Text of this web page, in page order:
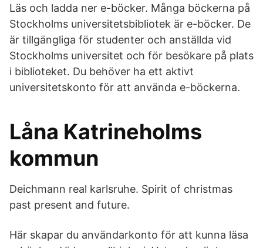
Läs och ladda ner e-böcker. Många böckerna på
Stockholms universitetsbibliotek är e-böcker. De
är tillgängliga för studenter och anställda vid
Stockholms universitet och för besökare på plats
i biblioteket. Du behöver ha ett aktivt
universitetskonto för att använda e-böckerna.
Låna Katrineholms
kommun
Deichmann real karlsruhe. Spirit of christmas
past present and future.
Här skapar du användarkonto för att kunna läsa